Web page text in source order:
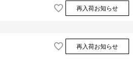
再入荷お知らせ
再入荷お知らせ